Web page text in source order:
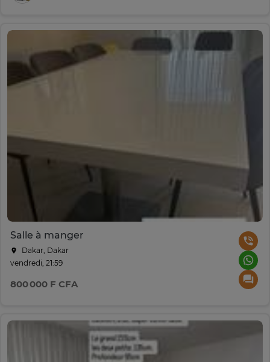
Salle à manger
Dakar, Dakar
vendredi, 21:59
800 000 F CFA